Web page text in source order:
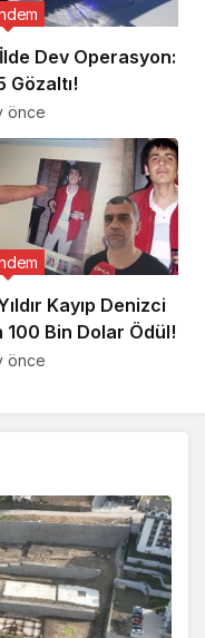
Dev Operasyon:
Gözaltı!
önce
Kayıp Denizci
100 Bin Dolar Ödül!
önce